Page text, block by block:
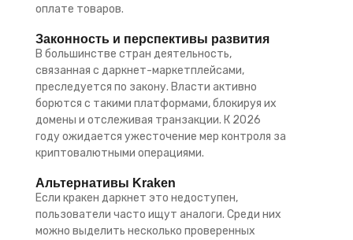
оплате товаров.
Законность и перспективы развития
В большинстве стран деятельность,
связанная с даркнет-маркетплейсами,
преследуется по закону. Власти активно
борются с такими платформами, блокируя их
домены и отслеживая транзакции. К 2026
году ожидается ужесточение мер контроля за
криптовалютными операциями.
Альтернативы Kraken
Если кракен даркнет это недоступен,
пользователи часто ищут аналоги. Среди них
можно выделить несколько проверенных